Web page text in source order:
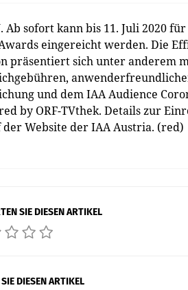
Ab sofort kann bis 11. Juli 2020
eingereicht werden. Die
präsentiert sich unter anderem
und dem IAA Audience
by ORF-TVthek. Details zur
der Website der IAA Austria. (red)
SIE DIESEN ARTIKEL
DIESEN ARTIKEL